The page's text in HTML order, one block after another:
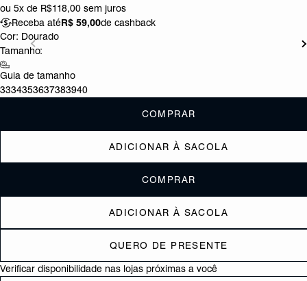
ou 5x de R$118,00 sem juros
Receba atéR$ 59,00de cashback
Cor: Dourado
Tamanho:
Guia de tamanho
3334353637383940
COMPRAR
ADICIONAR À SACOLA
COMPRAR
ADICIONAR À SACOLA
QUERO DE PRESENTE
Verificar disponibilidade nas lojas próximas a você